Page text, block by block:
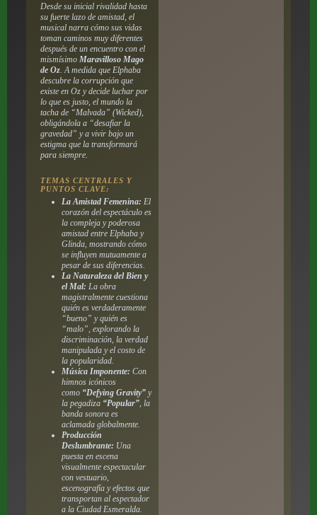
Desde su inicial rivalidad hasta
su fuerte lazo de amistad, el
musical narra cómo sus vidas
toman caminos muy diferentes
después de un encuentro con el
mismísimo Maravilloso Mago
de Oz. A medida que Elphaba
descubre la corrupción que
existe en Oz y decide luchar por
lo que es justo, el mundo la
tacha de “Malvada” (Wicked),
obligándola a “desafiar la
gravedad” y a vivir bajo un
estigma que la transformará
para siempre.
TEMAS CENTRALES Y
PUNTOS CLAVE:
La Amistad Femenina: El
corazón del espectáculo es
la compleja y poderosa
amistad entre Elphaba y
Glinda, mostrando cómo
se influyen mutuamente a
pesar de sus diferencias.
La Naturaleza del Bien y
el Mal: La obra
magistralmente cuestiona
quién es verdaderamente
“bueno” y quién es
“malo”, explorando la
discriminación, la verdad
manipulada y el costo de
la popularidad.
Música Imponente: Con
himnos icónicos
como “Defying Gravity”y
la pegadiza “Popular”, la
banda sonora es
aclamada globalmente.
Producción
Deslumbrante: Una
puesta en escena
visualmente espectacular
con vestuario,
escenografía y efectos que
transportan al espectador
a la Ciudad Esmeralda.